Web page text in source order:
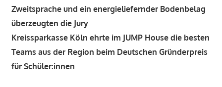
Zweitsprache und ein energieliefernder Bodenbelag
überzeugten die Jury
Kreissparkasse Köln ehrte im JUMP House die besten
Teams aus der Region beim Deutschen Gründerpreis
für Schüler:innen